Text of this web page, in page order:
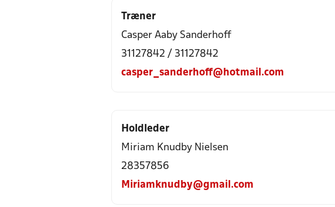
Træner
Casper Aaby Sanderhoff
31127842 / 31127842
casper_sanderhoff@hotmail.com
Holdleder
Miriam Knudby Nielsen
28357856
Miriamknudby@gmail.com